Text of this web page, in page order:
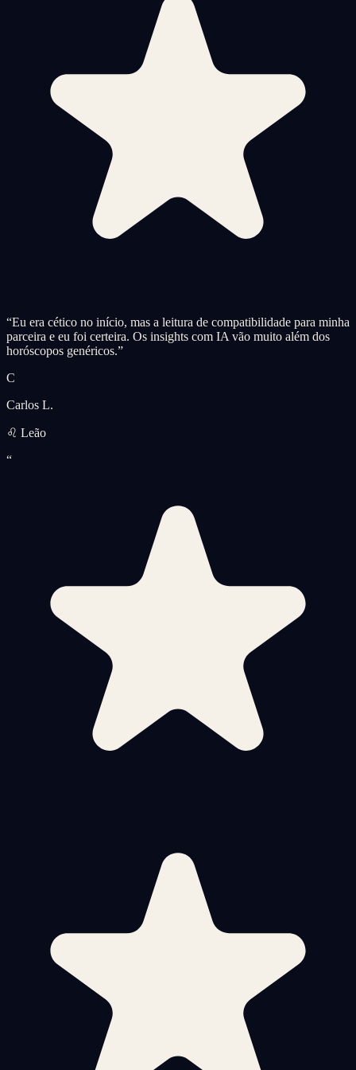
“Eu era cético no início, mas a leitura de compatibilidade para minha
parceira e eu foi certeira. Os insights com IA vão muito além dos
horóscopos genéricos.”
C
Carlos L.
♌ Leão
“